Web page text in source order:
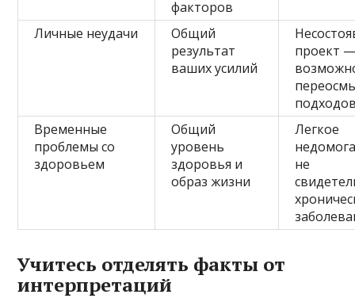
факторов
Личные неудачи
Общий
результат
ваших усилий
проект
Временные
проблемы со
здоровьем
Общий
уровень
здоровья и
образ жизни
Легкое
не
Учитесь отделять факты от
интерпретаций